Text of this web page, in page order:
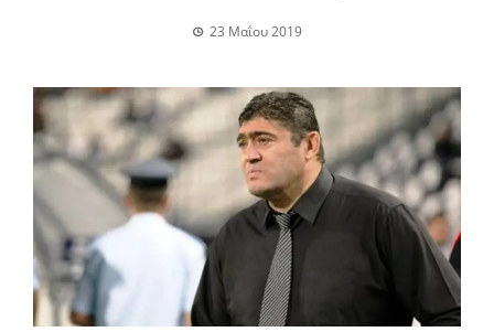
23 Μαΐου 2019